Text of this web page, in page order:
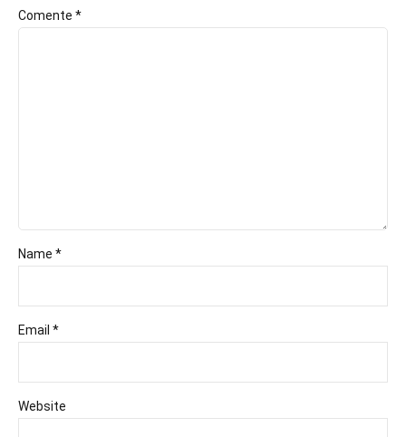
Comente *
Name *
Email *
Website